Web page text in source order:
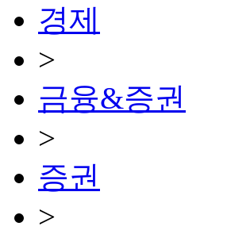
경제
>
금융&증권
>
증권
>